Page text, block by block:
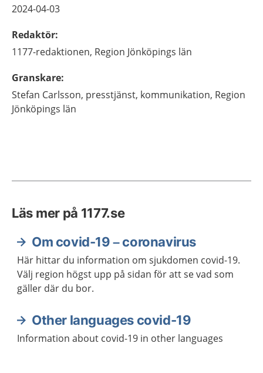
2024-04-03
Redaktör:
1177-redaktionen, Region Jönköpings län
Granskare:
Stefan Carlsson, presstjänst, kommunikation, Region
Jönköpings län
Läs mer på 1177.se
Om covid-19 – coronavirus
Här hittar du information om sjukdomen covid-19.
Välj region högst upp på sidan för att se vad som
gäller där du bor.
Other languages covid-19
Information about covid-19 in other languages